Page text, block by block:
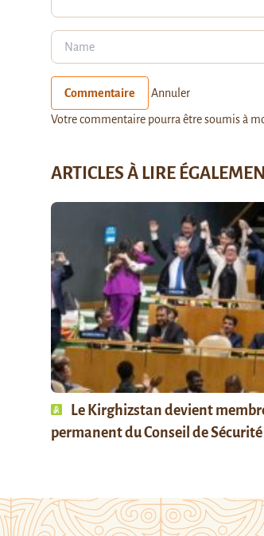
Commentaire Annuler
Votre commentaire pourra être soumis à
ARTICLES À LIRE
Le Kirghizstan devient
permanent du Conseil de Sécurité